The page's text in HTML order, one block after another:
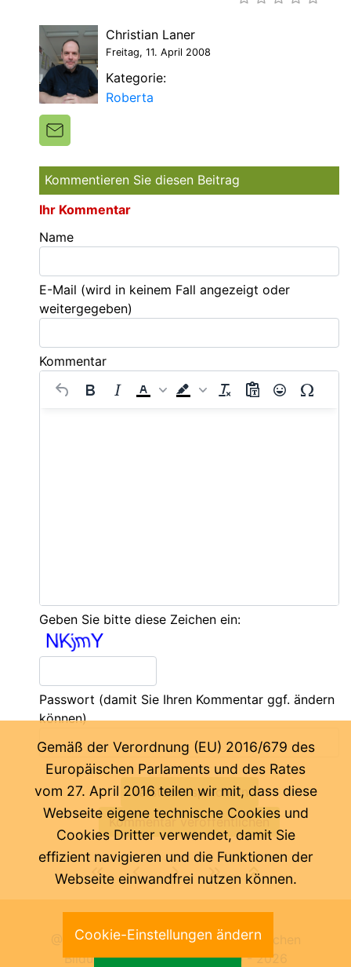
Christian Laner
Freitag, 11. April 2008
Kategorie:
Roberta
Kommentieren Sie diesen Beitrag
Ihr Kommentar
Name
E-Mail (wird in keinem Fall angezeigt oder
weitergegeben)
Kommentar
Geben Sie bitte diese Zeichen ein:
Passwort (damit Sie Ihren Kommentar ggf. ändern
können)
@ Pädagogische Abteilung der Deutschen
Bildungsdirektion Bozen 2000 -2026
Gemäß der Verordnung (EU) 2016/679 des
Europäischen Parlaments und des Rates
vom 27. April 2016 teilen wir mit, dass diese
Webseite eigene technische Cookies und
Cookies Dritter verwendet, damit Sie
effizient navigieren und die Funktionen der
Webseite einwandfrei nutzen können.
Cookie-Einstellungen ändern